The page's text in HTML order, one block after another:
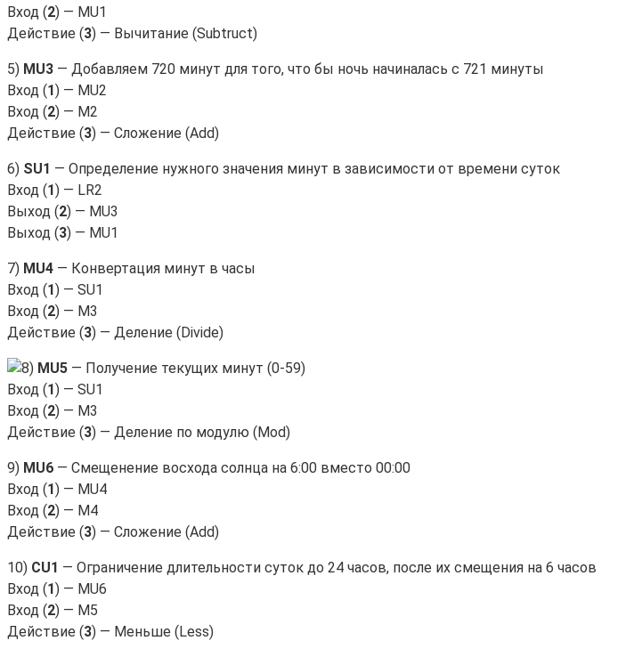
Вход (2) — MU1
Действие (3) — Вычитание (Subtruct)
5) MU3 — Добавляем 720 минут для того, что бы ночь начиналась с 721 минуты
Вход (1) — MU2
Вход (2) — M2
Действие (3) — Сложение (Add)
6) SU1 — Определение нужного значения минут в зависимости от времени суток
Вход (1) — LR2
Выход (2) — MU3
Выход (3) — MU1
7) MU4 — Конвертация минут в часы
Вход (1) — SU1
Вход (2) — M3
Действие (3) — Деление (Divide)
MU5 — Получение текущих минут (0-59)
Вход (1) — SU1
Вход (2) — M3
Действие (3) — Деление по модулю (Mod)
9) MU6 — Смещенение восхода солнца на 6:00 вместо 00:00
Вход (1) — MU4
Вход (2) — M4
Действие (3) — Сложение (Add)
10) CU1 — Ограничение длительности суток до 24 часов, после их смещения на 6 часов
Вход (1) — MU6
Вход (2) — M5
Действие (3) — Меньше (Less)